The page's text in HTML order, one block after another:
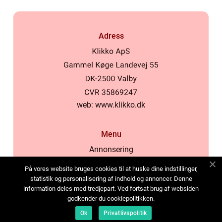
Adress
web: www.klikko.dk
Menu
Annonsering
Cookies
Kontakta oss
Sitemap
På vores website bruges cookies til at huske dine indstillinger,
statistik og personalisering af indhold og annoncer. Denne
information deles med tredjepart. Ved fortsat brug af websiden
godkender du cookiepolitikken.
Ok Privatlivspolitik